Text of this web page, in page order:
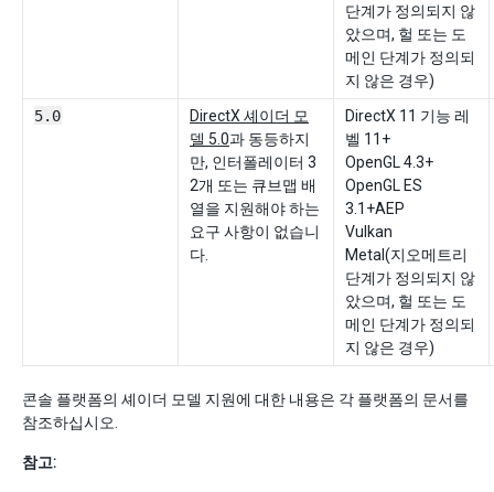
단계가 정의되지 않
았으며, 헐 또는 도
메인 단계가 정의되
지 않은 경우)
5.0
DirectX 셰이더 모
델 5.0과 동등하지
만, 인터폴레이터 3
2개 또는 큐브맵 배
열을 지원해야 하는
요구 사항이 없습니
다.
DirectX 11 기능 레
벨 11+
OpenGL 4.3+
OpenGL ES
3.1+AEP
Vulkan
Metal(지오메트리
단계가 정의되지 않
았으며, 헐 또는 도
메인 단계가 정의되
지 않은 경우)
콘솔 플랫폼의 셰이더 모델 지원에 대한 내용은 각 플랫폼의 문서를
참조하십시오.
참고: